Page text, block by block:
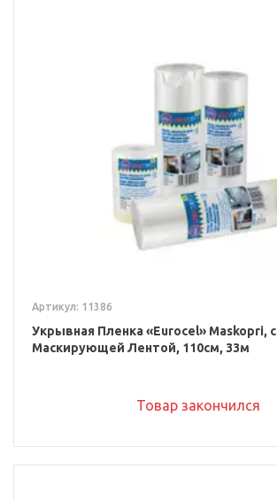
Артикул: 11386
Укрывная Пленка «Eurocel» Maskopri, с
Маскирующей Лентой, 110см, 33м
Товар закончился